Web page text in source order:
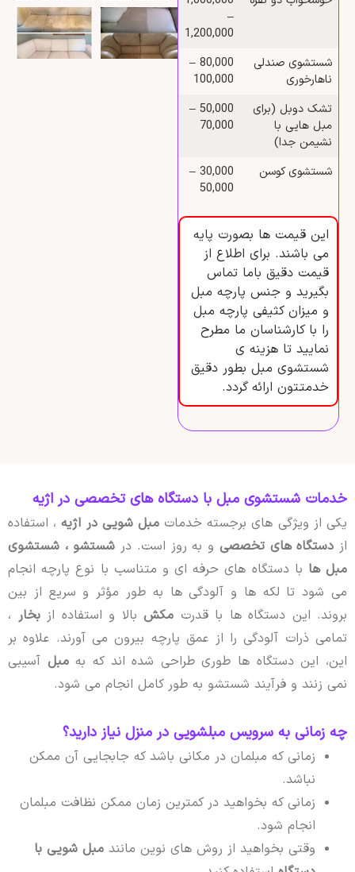
–
1,200,000
شستشوی صندلی
ناهارخوری
80,000 –
100,000
تشک دوبل (برای
مبل‌ هایی با
نشیمن جدا)
50,000 –
70,000
شستشوی کوسن
30,000 –
50,000
این قیمت ها بصورت پایه
می باشند. برای اطلاع از
قیمت دقیق باما تماس
بگیرید و جنس پارچه مبل
و میزان کثیفی پارچه مبل
را با کارشناسان ما مطرح
نمایید تا هزینه ی
شستشوی مبل بطور دقیق
خدمتتون ارائه گردد.
خدمات شستشوی مبل با دستگاه‌ های تخصصی در اژیه
یکی از ویژگی های برجسته خدمات مبل شویی در اژیه ، استفاده
از دستگاه های تخصصی و به روز است. در شستشو ، شستشوی
مبل هابا دستگاه های حرفه ای و متناسب با نوع پارچه انجام
می شود تا لکه ها و آلودگی ها به طور مؤثر و سریع از بین
بروند. این دستگاه ها با قدرت مکش بالا و استفاده از بخار
تمامی ذرات آلودگی را از عمق پارچه بیرون می آورند. علاوه بر
این، این دستگاه ها طوری طراحی شده اند که به مبل آسیبی
نمی زنند و فرآیند شستشو به طور کامل انجام می شود.
چه زمانی به سرویس مبلشویی در منزل نیاز دارید؟
زمانی که مبلمان در مکانی باشد که جابجایی آن ممکن
نباشد.
زمانی که بخواهید در کمترین زمان ممکن نظافت مبلمان
انجام شود.
وقتی بخواهید از روش های نوین مانند مبل شویی با